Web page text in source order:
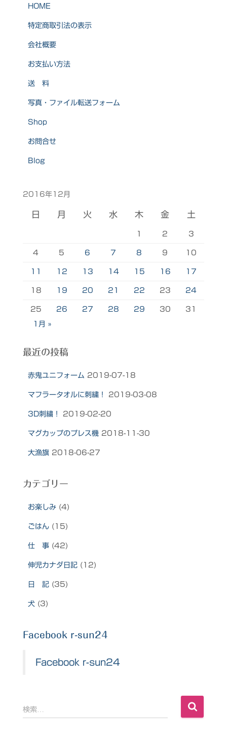
HOME
特定商取引法の表示
会社概要
お支払い方法
送 料
写真・ファイル転送フォーム
Shop
お問合せ
Blog
2016年12月
日 月 火 水 木 金 土
1 2 3
4 5 6 7 8 9 10
11 12 13 14 15 16 17
18 19 20 21 22 23 24
25 26 27 28 29 30 31
1月 »
最近の投稿
赤鬼ユニフォーム 2019-07-18
マフラータオルに刺繍！ 2019-03-08
3D刺繍！ 2019-02-20
マグカップのプレス機 2018-11-30
大漁旗 2018-06-27
カテゴリー
お楽しみ (4)
ごはん (15)
仕 事 (42)
伸児カナダ日記 (12)
日 記 (35)
犬 (3)
Facebook r-sun24
Facebook r-sun24
検
索
検索…